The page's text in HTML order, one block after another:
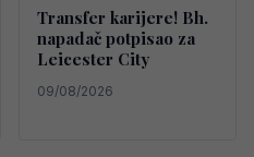
Transfer karijere! Bh.
napadač potpisao za
Leicester City
09/08/2026